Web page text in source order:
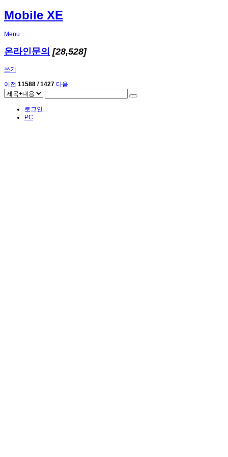
Mobile XE
Menu
온라인문의 [28,528]
쓰기
이전 11588 / 1427 다음
로그인...
PC